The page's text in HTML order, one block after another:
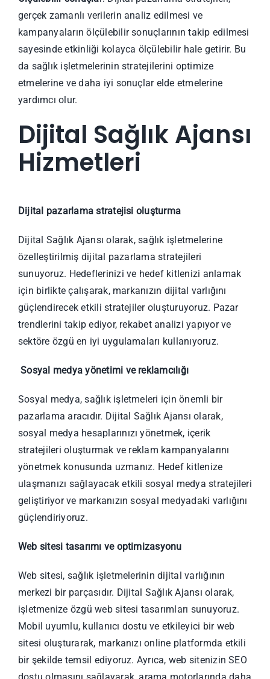
gerçek zamanlı verilerin analiz edilmesi ve
kampanyaların ölçülebilir sonuçlarının takip edilmesi
sayesinde etkinliği kolayca ölçülebilir hale getirir. Bu
da sağlık işletmelerinin stratejilerini optimize
etmelerine ve daha iyi sonuçlar elde etmelerine
yardımcı olur.
Dijital Sağlık Ajansı
Hizmetleri
Dijital pazarlama stratejisi oluşturma
Dijital Sağlık Ajansı olarak, sağlık işletmelerine
özelleştirilmiş dijital pazarlama stratejileri
sunuyoruz. Hedeflerinizi ve hedef kitlenizi anlamak
için birlikte çalışarak, markanızın dijital varlığını
güçlendirecek etkili stratejiler oluşturuyoruz. Pazar
trendlerini takip ediyor, rekabet analizi yapıyor ve
sektöre özgü en iyi uygulamaları kullanıyoruz.
Sosyal medya yönetimi ve reklamcılığı
Sosyal medya, sağlık işletmeleri için önemli bir
pazarlama aracıdır. Dijital Sağlık Ajansı olarak,
sosyal medya hesaplarınızı yönetmek, içerik
stratejileri oluşturmak ve reklam kampanyalarını
yönetmek konusunda uzmanız. Hedef kitlenize
ulaşmanızı sağlayacak etkili sosyal medya stratejileri
geliştiriyor ve markanızın sosyal medyadaki varlığını
güçlendiriyoruz.
Web sitesi tasarımı ve optimizasyonu
Web sitesi, sağlık işletmelerinin dijital varlığının
merkezi bir parçasıdır. Dijital Sağlık Ajansı olarak,
işletmenize özgü web sitesi tasarımları sunuyoruz.
Mobil uyumlu, kullanıcı dostu ve etkileyici bir web
sitesi oluşturarak, markanızı online platformda etkili
bir şekilde temsil ediyoruz. Ayrıca, web sitenizin SEO